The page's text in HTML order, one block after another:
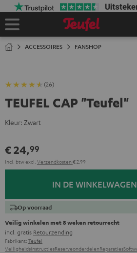
Home
ACCESSOIRES FANSHOP
(26)
TEUFEL CAP "Teufel"
Kleur: Zwart
€ 24,99
Incl. btwexcl. Verzendkosten € 2,99
IN DE WINKELWAGEN
Op voorraad
Veilig winkelen met 8 weken retourrecht
incl. gratis Retourzending
Fabrikant: Teufel
VeiligheidsinstructiesReserveonderdelenReparaties